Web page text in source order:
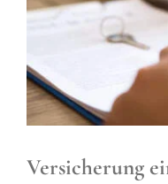
Versicherung